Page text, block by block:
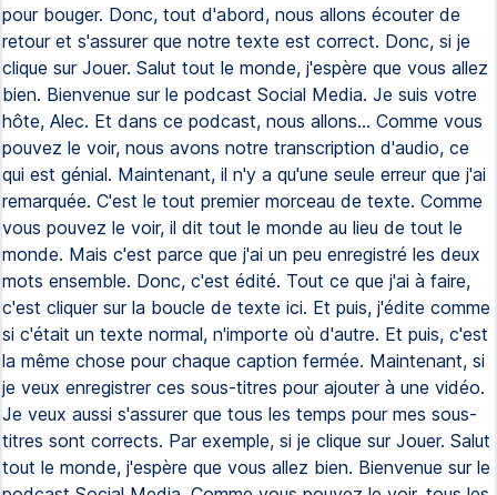
pour bouger. Donc, tout d'abord, nous allons écouter de
retour et s'assurer que notre texte est correct. Donc, si je
clique sur Jouer. Salut tout le monde, j'espère que vous allez
bien. Bienvenue sur le podcast Social Media. Je suis votre
hôte, Alec. Et dans ce podcast, nous allons... Comme vous
pouvez le voir, nous avons notre transcription d'audio, ce
qui est génial. Maintenant, il n'y a qu'une seule erreur que j'ai
remarquée. C'est le tout premier morceau de texte. Comme
vous pouvez le voir, il dit tout le monde au lieu de tout le
monde. Mais c'est parce que j'ai un peu enregistré les deux
mots ensemble. Donc, c'est édité. Tout ce que j'ai à faire,
c'est cliquer sur la boucle de texte ici. Et puis, j'édite comme
si c'était un texte normal, n'importe où d'autre. Et puis, c'est
la même chose pour chaque caption fermée. Maintenant, si
je veux enregistrer ces sous-titres pour ajouter à une vidéo.
Je veux aussi s'assurer que tous les temps pour mes sous-
titres sont corrects. Par exemple, si je clique sur Jouer. Salut
tout le monde, j'espère que vous allez bien. Bienvenue sur le